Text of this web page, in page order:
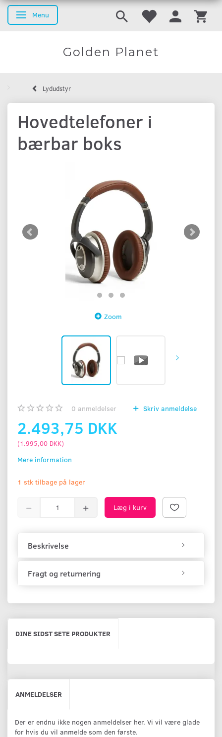
Skifte navigation
Menu
Golden Planet
Lydudstyr
Hovedtelefoner i
bærbar boks
Zoom
0 anmeldelser Skriv anmeldelse
2.493,75 DKK
(1.995,00 DKK)
Mere information
1 stk tilbage på lager
Læg i kurv
Beskrivelse
Fragt og returnering
DINE SIDST SETE PRODUKTER
ANMELDELSER
Der er endnu ikke nogen anmeldelser her. Vi vil være glade
for hvis du vil anmelde som den første.